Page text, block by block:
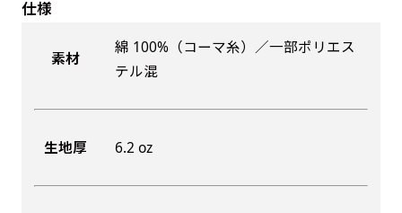
仕様
素材
綿 100%（コーマ糸）／一部ポリエス
テル混
生地厚 6.2 oz
掛け軸のように吊り下げ式にします。上部に棒袋
際の装飾などにとてもお役立ち！
掛け軸のように吊り下げ式にします。上部に棒袋
際の装飾などにとてもお役立ち！